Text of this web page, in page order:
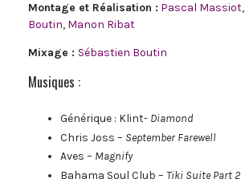
Montage et Réalisation : Pascal Massiot,
Boutin, Manon Ribat
Mixage : Sébastien Boutin
Musiques :
Générique : Klint- Diamond
Chris Joss – September Farewell
Aves – Magnify
Bahama Soul Club – Tiki Suite Part 2